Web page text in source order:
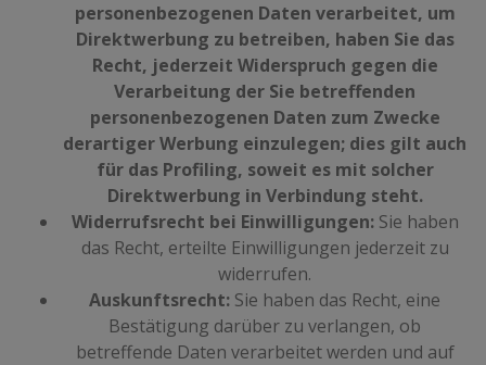
personenbezogenen Daten verarbeitet, um
Direktwerbung zu betreiben, haben Sie das
Recht, jederzeit Widerspruch gegen die
Verarbeitung der Sie betreffenden
personenbezogenen Daten zum Zwecke
derartiger Werbung einzulegen; dies gilt auch
für das Profiling, soweit es mit solcher
Direktwerbung in Verbindung steht.
Widerrufsrecht bei Einwilligungen:Sie haben
das Recht, erteilte Einwilligungen jederzeit zu
widerrufen.
Auskunftsrecht: Sie haben das Recht, eine
Bestätigung darüber zu verlangen, ob
betreffende Daten verarbeitet werden und auf